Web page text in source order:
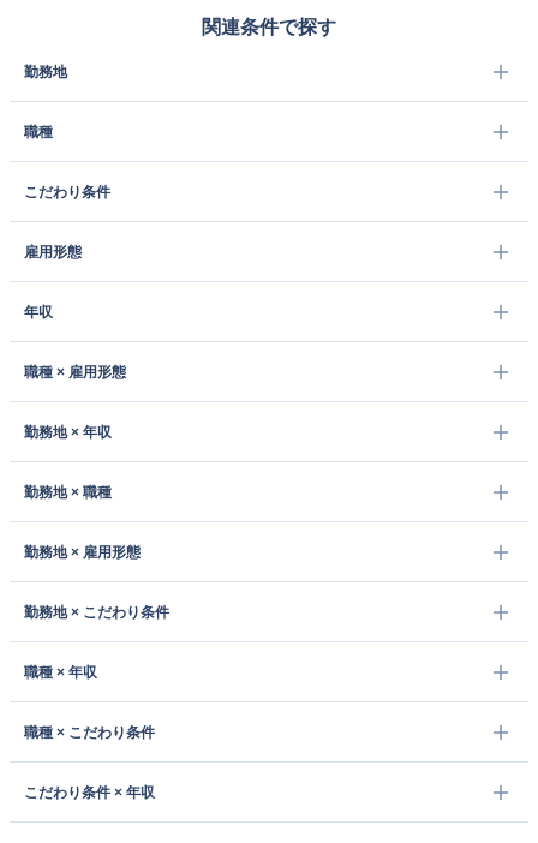
関連条件で探す
勤務地
職種
こだわり条件
雇用形態
年収
職種 × 雇用形態
勤務地 × 年収
勤務地 × 職種
勤務地 × 雇用形態
勤務地 × こだわり条件
職種 × 年収
職種 × こだわり条件
こだわり条件 × 年収